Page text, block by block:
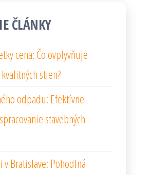
ČLÁNKY
cena: Čo ovplyvňuje
stien?
odpadu: Efektívne
stavebných
v Bratislave: Pohodlná